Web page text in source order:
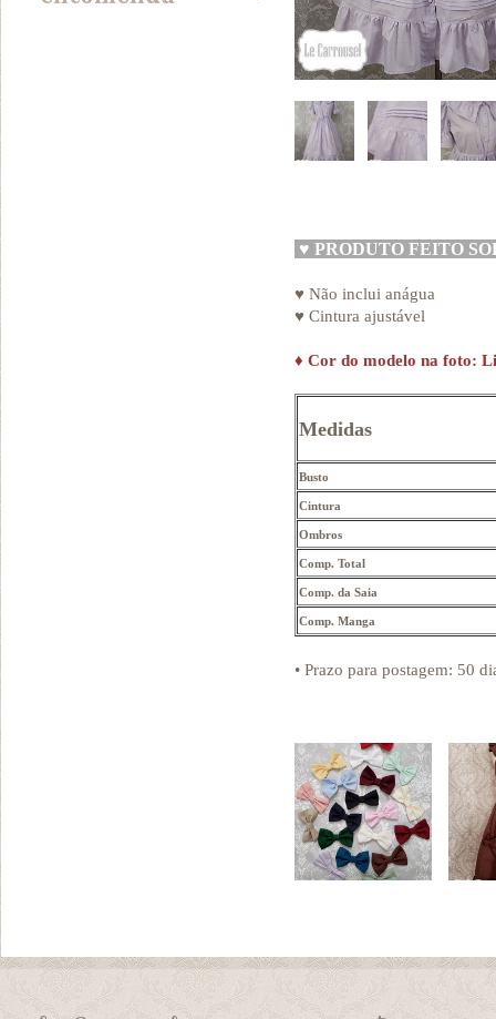
♥ PRODUTO FEITO
♥ Não inclui anágua
♥ Cintura ajustável
♦ Cor do modelo na foto:
Medidas
Busto
Cintura
Ombros
Comp. Total
Comp. da Saia
Comp. Manga
• Prazo para postagem: 50